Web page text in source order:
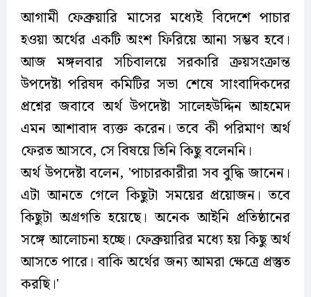
আগামী ফেব্রুয়ারি মাসের মধ্যেই বিদেশে পাচার
হওয়া অর্থের একটি অংশ ফিরিয়ে আনা সম্ভব হবে।
আজ মঙ্গলবার সচিবালয়ে সরকারি ক্রয়সংক্রান্ত
উপদেষ্টা পরিষদ কমিটির সভা শেষে সাংবাদিকদের
প্রশ্নের জবাবে অর্থ উপদেষ্টা সালেহউদ্দিন আহমেদ
এমন আশাবাদ ব্যক্ত করেন। তবে কী পরিমাণ অর্থ
ফেরত আসবে, সে বিষয়ে তিনি কিছু বলেননি।
অর্থ উপদেষ্টা বলেন, 'পাচারকারীরা সব বুদ্ধি জানেন।
এটা আনতে গেলে কিছুটা সময়ের প্রয়োজন। তবে
কিছুটা অগ্রগতি হয়েছে। অনেক আইনি প্রতিষ্ঠানের
সঙ্গে আলোচনা হচ্ছে। ফেব্রুয়ারির মধ্যে হয় কিছু অর্থ
আসতে পারে। বাকি অর্থের জন্য আমরা ক্ষেত্রে প্রস্তুত
করছি।'